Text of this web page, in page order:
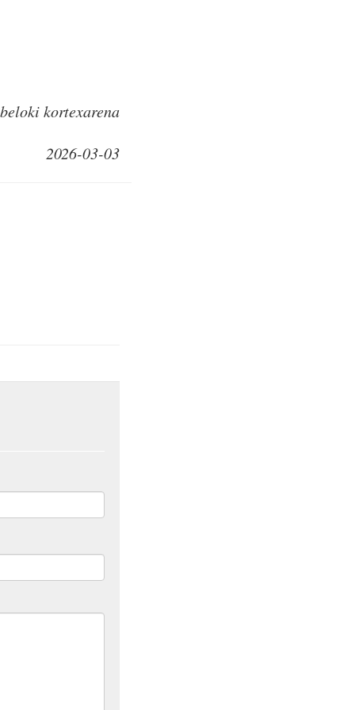
kortexarena
2026-03-03